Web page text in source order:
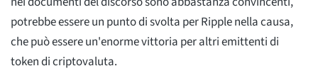
potrebbe essere un punto di svolta per Ripple nella causa,
che può essere un'enorme vittoria per altri emittenti di
token di criptovaluta.